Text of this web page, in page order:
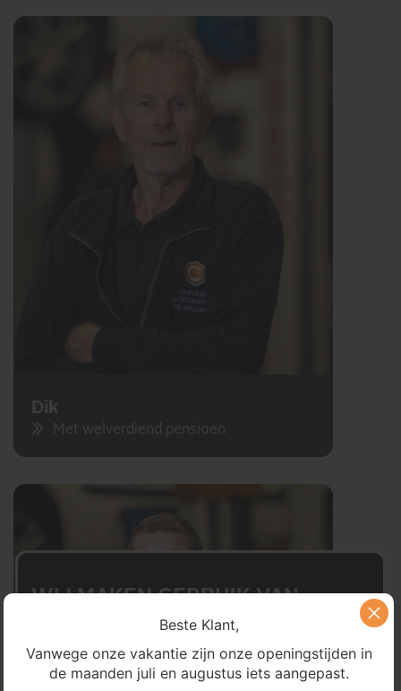
Dik
Met welverdiend pensioen
WIJ MAKEN GEBRUIK VAN
BEHEER JE COOKIE TOESTEMMING
Om ervoor te zorgen dat onze website en
Beste Klant,
Vanwege onze vakantie zijn onze openingstijden in
de maanden juli en augustus iets aangepast.